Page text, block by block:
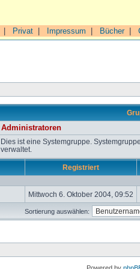
Privat Impressum Bücher|
Administratoren
Dies ist eine Systemgruppe.
verwaltet.
Registriert
Mittwoch 6. Oktober 2004, 09:52
Sortierung auswählen: